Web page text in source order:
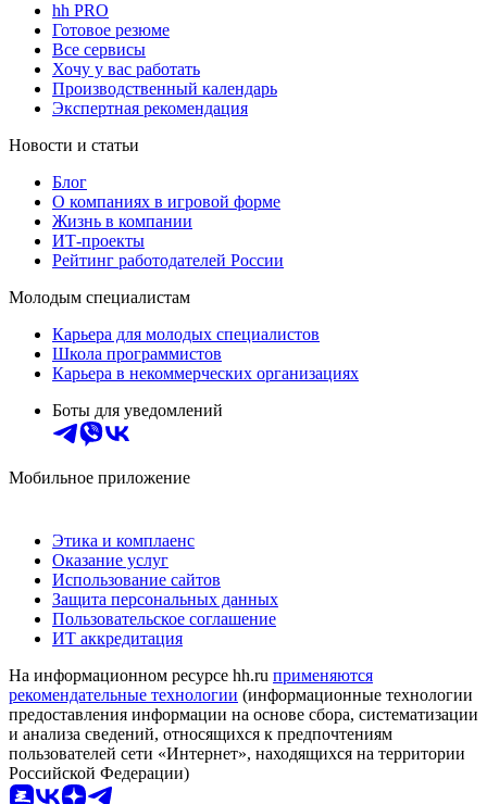
hh PRO
Готовое резюме
Все сервисы
Хочу у вас работать
Производственный календарь
Экспертная рекомендация
Новости и статьи
Блог
О компаниях в игровой форме
Жизнь в компании
ИТ-проекты
Рейтинг работодателей России
Молодым специалистам
Карьера для молодых специалистов
Школа программистов
Карьера в некоммерческих организациях
Боты для уведомлений
Мобильное приложение
Этика и комплаенс
Оказание услуг
Использование сайтов
Защита персональных данных
Пользовательское соглашение
ИТ аккредитация
На информационном ресурсе hh.ru применяются
рекомендательные технологии (информационные технологии
предоставления информации на основе сбора, систематизации
и анализа сведений, относящихся к предпочтениям
пользователей сети «Интернет», находящихся на территории
Российской Федерации)